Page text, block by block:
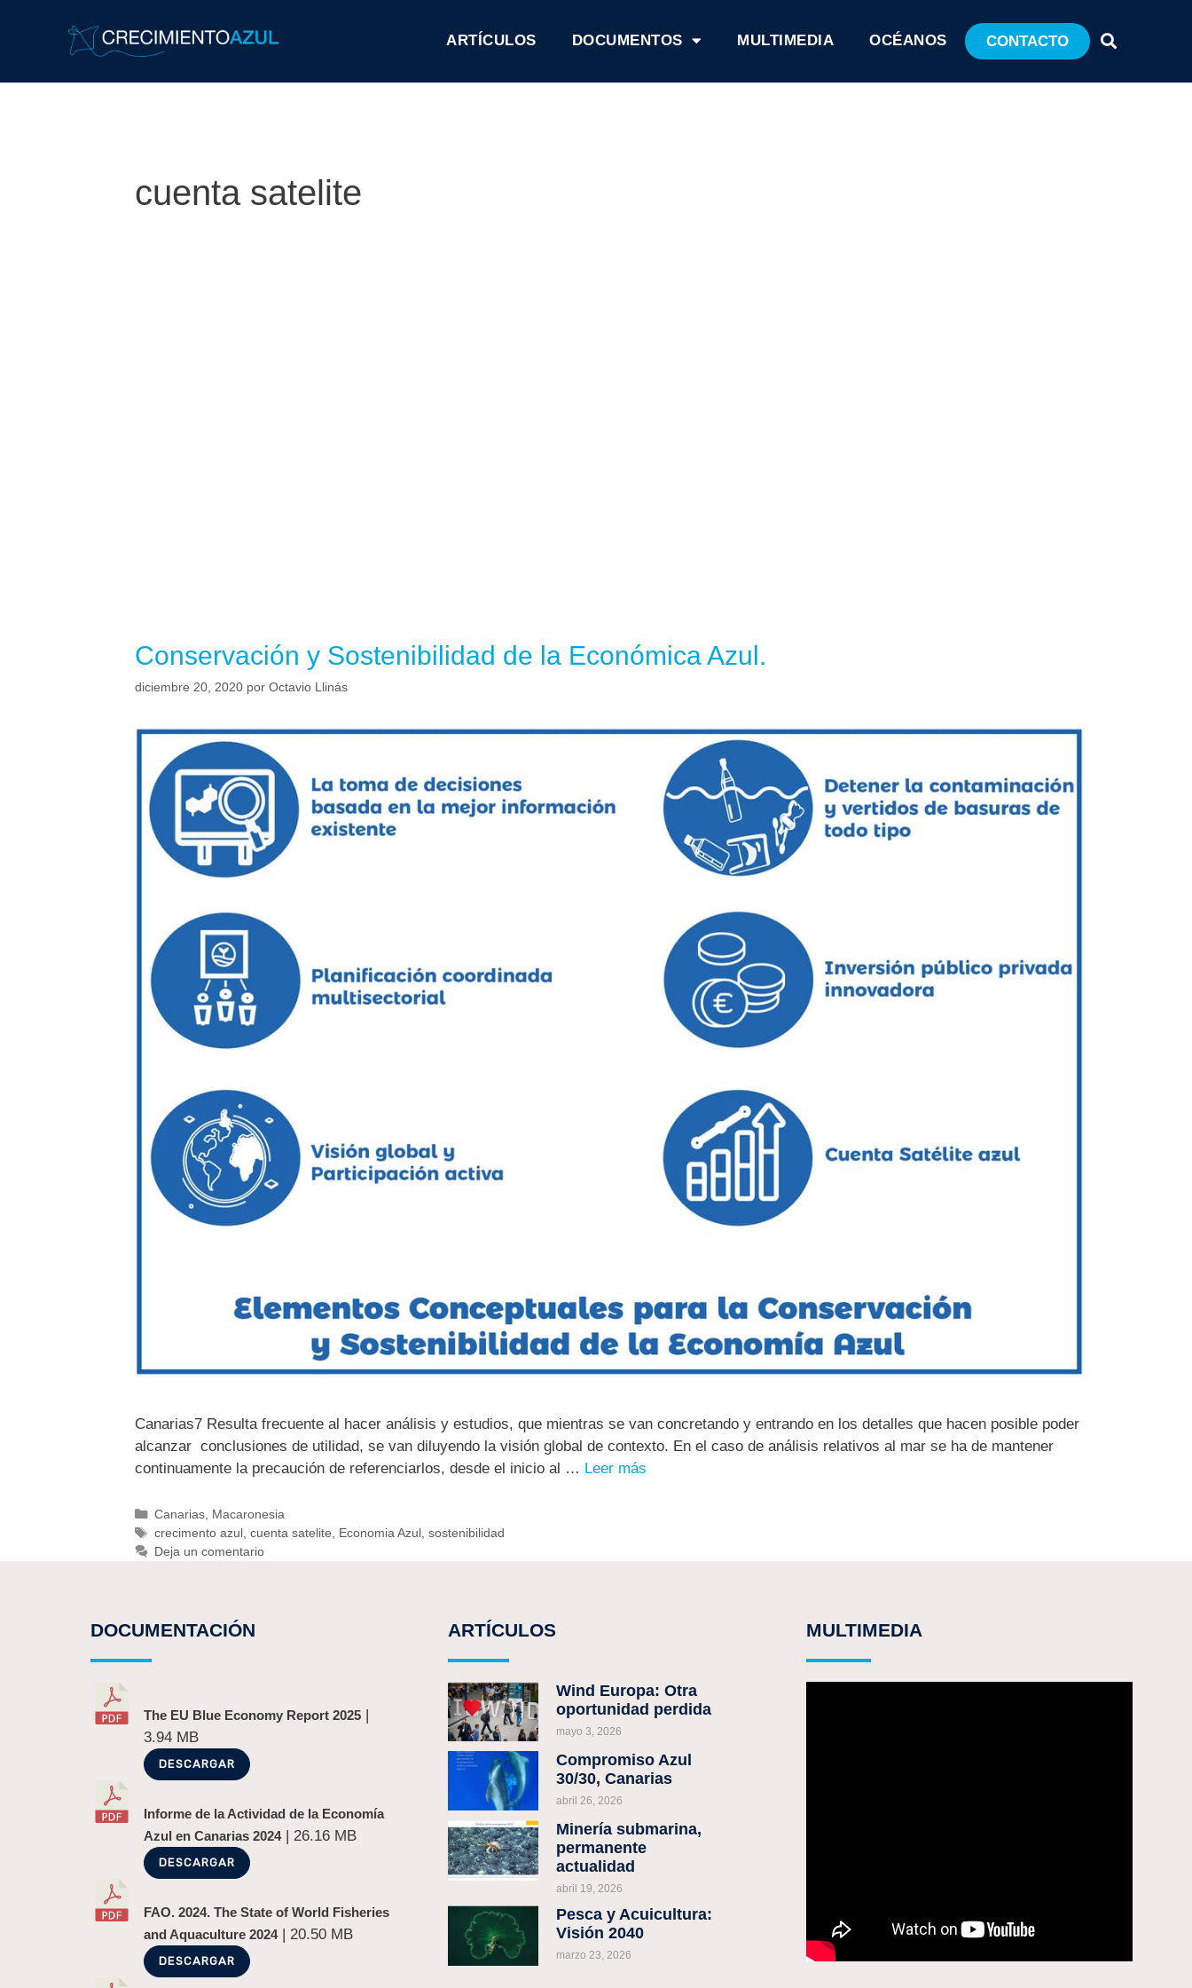
ARTÍCULOS DOCUMENTOS MULTIMEDIA OCÉANOS CONTACTO
cuenta satelite
Conservación y Sostenibilidad de la Económica Azul.
diciembre 20, 2020 por Octavio Llinás
Canarias7 Resulta frecuente al hacer análisis y estudios, que mientras se van concretando y entrando en los detalles que hacen posible poder
alcanzar conclusiones de utilidad, se van diluyendo la visión global de contexto. En el caso de análisis relativos al mar se ha de mantener
continuamente la precaución de referenciarlos, desde el inicio al … Leer más
Canarias, Macaronesia
crecimento azul, cuenta satelite Economia Azul, sostenibilidad
Deja un comentario
DOCUMENTACIÓN
The EU Blue Economy Report 2025 |
3.94 MB
DESCARGAR
Informe de la Actividad de la Economía
Azul en Canarias 2024| 26.16 MB
DESCARGAR
FAO. 2024. The State of World Fisheries
and Aquaculture 2024| 20.50 MB
DESCARGAR
ARTÍCULOS
Wind Europa: Otra
oportunidad perdida
mayo 3, 2026
Compromiso Azul
30/30, Canarias
abril 26, 2026
Minería submarina,
permanente
actualidad
abril 19, 2026
Pesca y Acuicultura:
Visión 2040
marzo 23, 2026
MULTIMEDIA